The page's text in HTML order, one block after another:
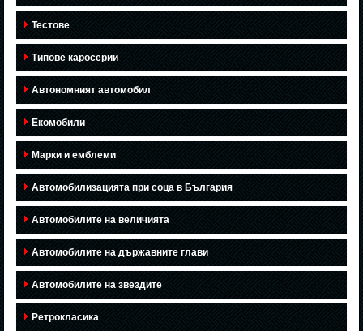
Тестове
Типове каросерии
Автономният автомобил
Екомобили
Марки и емблеми
Автомобилизацията при соца в България
Автомобилите на величията
Автомобилите на държавните глави
Автомобилите на звездите
Ретрокласика